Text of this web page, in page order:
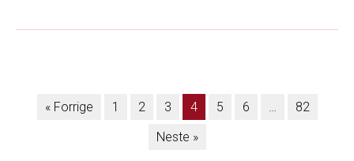
« Forrige 1 2 3 4 5 6
82
Neste »